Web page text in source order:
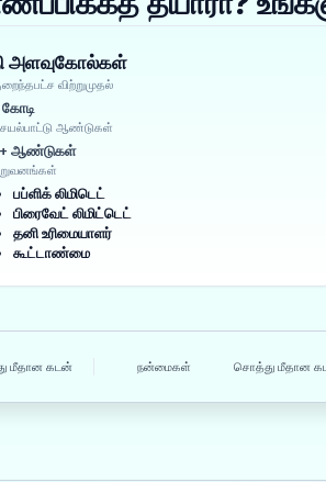
அளவுகோல்கள்
விற்றுமுதல்
கோடி
ஆண்டுகள்
ஆண்டுகள்
பப்ளிக் லிமிடெட்
பிரைவேட் லிமிட்டெட்
தனி உரிமையாளர்
கூட்டாண்மை
மீதான கடன் நன்மைகள் சொத்து மீதான